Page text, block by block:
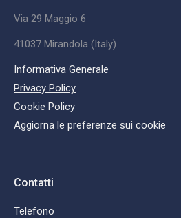
Via 29 Maggio 6
41037 Mirandola (Italy)
Informativa Generale
Privacy Policy
Cookie Policy
Aggiorna le preferenze sui cookie
Contatti
Telefono